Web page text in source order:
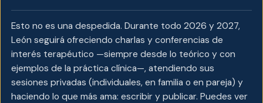
Esto no es una despedida. Durante todo 2026 y 2027,
León seguirá ofreciendo charlas y conferencias de
interés terapéutico —siempre desde lo teórico y con
ejemplos de la práctica clínica—, atendiendo sus
sesiones privadas (individuales, en familia o en pareja) y
haciendo lo que más ama: escribir y publicar. Puedes ver